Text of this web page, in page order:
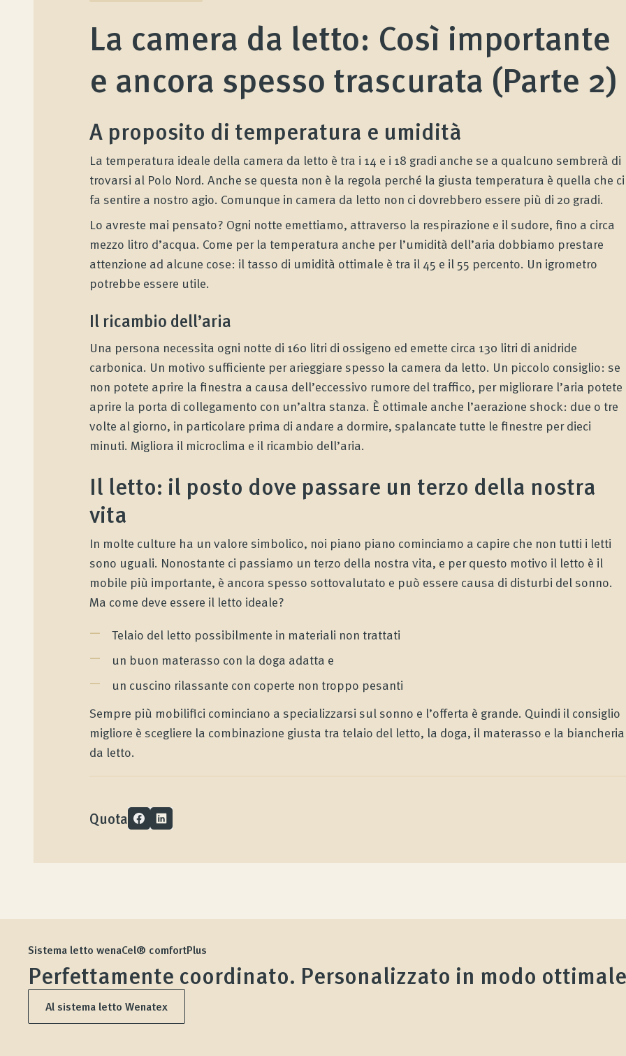
Consulenza sul sonno Wenatex
Consulenza sui prodotti personale a domicilio o
Qualità e Garanzia
Opinioni dei clienti
Consulenza prodotto
La camera da letto: Così importante
e ancora spesso trascurata (Parte 2)
A proposito di temperatura e umidità
La temperatura ideale della camera da letto è tra i 14 e i 18 gradi anche se a qualcuno sembrerà di
trovarsi al Polo Nord. Anche se questa non è la regola perché la giusta temperatura è quella che ci
fa sentire a nostro agio. Comunque in camera da letto non ci dovrebbero essere più di 20 gradi.
Lo avreste mai pensato? Ogni notte emettiamo, attraverso la respirazione e il sudore, fino a circa
mezzo litro d’acqua. Come per la temperatura anche per l’umidità dell’aria dobbiamo prestare
attenzione ad alcune cose: il tasso di umidità ottimale è tra il 45 e il 55 percento. Un igrometro
potrebbe essere utile.
Il ricambio dell’aria
Una persona necessita ogni notte di 160 litri di ossigeno ed emette circa 130 litri di anidride
carbonica. Un motivo sufficiente per arieggiare spesso la camera da letto. Un piccolo consiglio: se
non potete aprire la finestra a causa dell’eccessivo rumore del traffico, per migliorare l’aria potete
aprire la porta di collegamento con un’altra stanza. È ottimale anche l’aerazione shock: due o tre
volte al giorno, in particolare prima di andare a dormire, spalancate tutte le finestre per dieci
minuti. Migliora il microclima e il ricambio dell’aria.
Il letto: il posto dove passare un terzo della nostra
vita
In molte culture ha un valore simbolico, noi piano piano cominciamo a capire che non tutti i letti
sono uguali. Nonostante ci passiamo un terzo della nostra vita, e per questo motivo il letto è il
mobile più importante, è ancora spesso sottovalutato e può essere causa di disturbi del sonno.
Ma come deve essere il letto ideale?
Telaio del letto possibilmente in materiali non trattati
un buon materasso con la doga adatta e
un cuscino rilassante con coperte non troppo pesanti
Sempre più mobilifici cominciano a specializzarsi sul sonno e l’offerta è grande. Quindi il consiglio
migliore è scegliere la combinazione giusta tra telaio del letto, la doga, il materasso e la biancheria
da letto.
Quota
Sistema letto wenaCel® comfortPlus
Perfettamente coordinato. Personalizzato in modo
Al sistema letto Wenatex